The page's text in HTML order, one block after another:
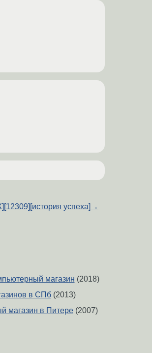
успеха] →
магазин (2018)
в СПб(2013)
магазин в Питере(2007)